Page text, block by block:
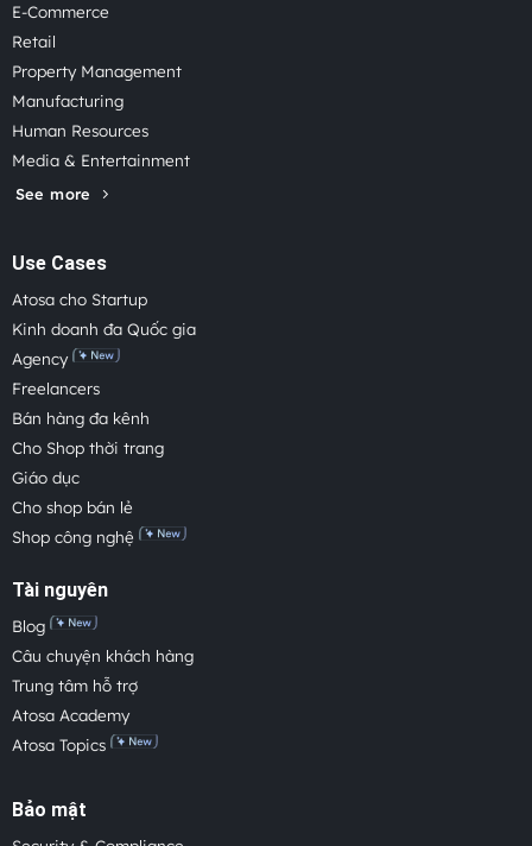
E-Commerce
Retail
Property Management
Manufacturing
Human Resources
Media & Entertainment
See more
Use Cases
Atosa cho Startup
Kinh doanh đa Quốc gia
Agency
Freelancers
Bán hàng đa kênh
Cho Shop thời trang
Giáo dục
Cho shop bán lẻ
Shop công nghệ
Tài nguyên
Blog
Câu chuyện khách hàng
Trung tâm hỗ trợ
Atosa Academy
Atosa Topics
Bảo mật